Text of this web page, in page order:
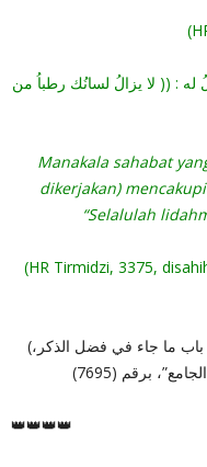
له : (( لا يزالُ لسانُك رطباُ من
Manakala sahabat
“Selalulah
(HR Tirmidzi, 3375,
(أخرجه الترمذي في “سننه”: أبواب الدَّعوات، باب ما جاء في فضل الذكر،
👑👑👑👑